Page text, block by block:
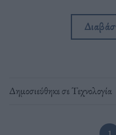
Δημοσιεύθηκε σεΤεχνολογία